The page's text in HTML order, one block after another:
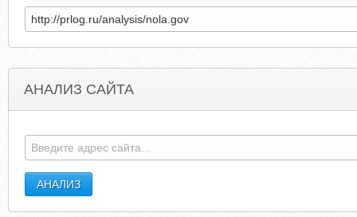
АНАЛИЗ САЙТА